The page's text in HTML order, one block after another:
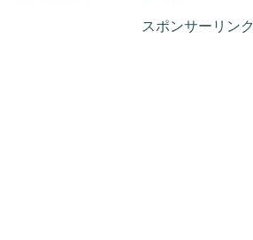
スポンサーリンク